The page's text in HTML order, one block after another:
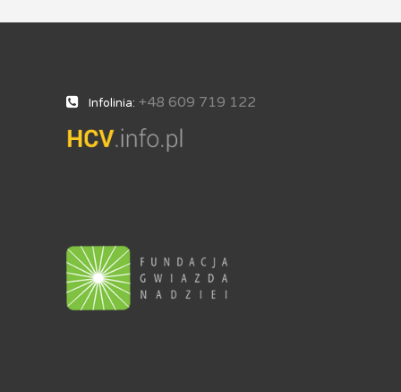
Infolinia: +48 609 719 122